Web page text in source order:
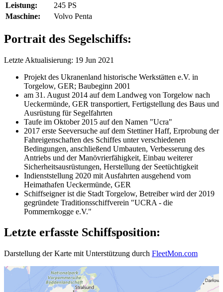
Leistung:
245 PS
Maschine:
Volvo Penta
Portrait des Segelschiffs:
Letzte Aktualisierung: 19 Jun 2021
Projekt des Ukranenland historische Werkstätten e.V. in
Torgelow, GER; Baubeginn 2001
am 31. August 2014 auf dem Landweg von Torgelow nach
Ueckermünde, GER transportiert, Fertigstellung des Baus und
Ausrüstung für Segelfahrten
Taufe im Oktober 2015 auf den Namen "Ucra"
2017 erste Seeversuche auf dem Stettiner Haff, Erprobung der
Fahreigenschaften des Schiffes unter verschiedenen
Bedingungen, anschließend Umbauten, Verbesserung des
Antriebs und der Manövrierfähigkeit, Einbau weiterer
Sicherheitsausrüstungen, Herstellung der Seetüchtigkeit
Indienststellung 2020 mit Ausfahrten ausgehend vom
Heimathafen Ueckermünde, GER
Schiffseigner ist die Stadt Torgelow, Betreiber wird der 2019
gegründete Traditionsschiffverein "UCRA - die
Pommernkogge e.V."
Letzte erfasste Schiffsposition:
Darstellung der Karte mit Unterstützung durch FleetMon.com